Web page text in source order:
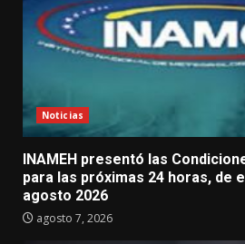
Noticias
INAMEH presentó las
para las próximas 24 horas, de
agosto 2026
agosto 7, 2026